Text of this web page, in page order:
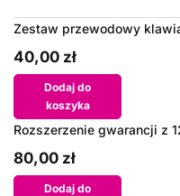
Zestaw przewodowy
40,00 zł
Dodaj do
koszyka
Rozszerzenie gwarancji z
80,00 zł
Dodaj do